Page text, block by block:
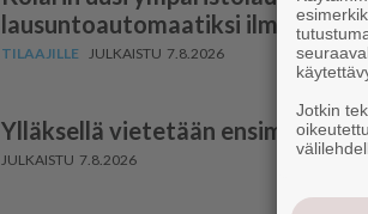
lausun­to­au­to­maatiksi ilman
7.8.2026
Ylläksellä vietetään ensimmäistä
7.8.2026
Jotkin